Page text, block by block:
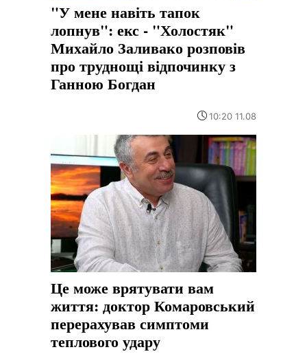
"У мене навіть тапок
лопнув": екс - "Холостяк"
Михайло Заливако розповів
про труднощі відпочинку з
Ганною Богдан
10:20 11.08
Це може врятувати вам
життя: доктор Комаровський
перерахував симптоми
теплового удару